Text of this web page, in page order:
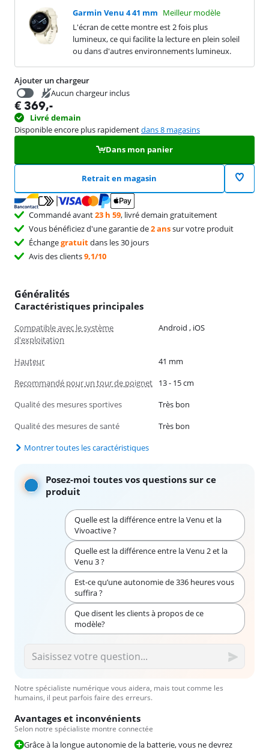
Garmin Venu 4 41 mm Meilleur modèle
L'écran de cette montre est 2 fois plus
lumineux, ce qui facilite la lecture en plein soleil
ou dans d'autres environnements lumineux.
Ajouter un chargeur
Aucun chargeur inclus
€ 369,-
Livré demain
Disponible encore plus rapidementdans 8 magasins
Dans mon panier
Retrait en magasin
Commandé avant23 h 59, livré demain gratuitement
Vous bénéficiez d'une garantie de2 anssur votre produit
Échangegratuitdans les 30 jours
Avis des clients9,1/10
Généralités
Caractéristiques principales
Compatible avec le système
d'exploitation
Android , iOS
Hauteur
41 mm
Recommandé pour un tour de poignet
13 - 15 cm
Qualité des mesures sportives
Très bon
Qualité des mesures de santé
Très bon
Montrer toutes les caractéristiques
Posez-moi toutes vos questions sur ce
produit
Quelle est la différence entre la Venu et la
Vivoactive ?
Quelle est la différence entre la Venu 2 et la
Venu 3 ?
Est-ce qu’une autonomie de 336 heures vous
suffira ?
Que disent les clients à propos de ce
modèle?
Notre spécialiste numérique vous aidera, mais tout comme les
humains, il peut parfois faire des erreurs.
Avantages et inconvénients
Selon notre spécialiste montre connectée
Grâce à la longue autonomie de la batterie, vous ne devrez